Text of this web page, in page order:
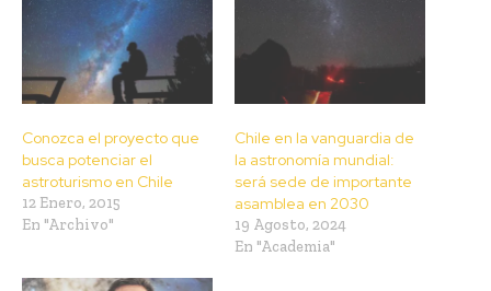
Conozca el proyecto que
busca potenciar el
astroturismo en Chile
12 Enero, 2015
En "Archivo"
Chile en la vanguardia de
la astronomía mundial:
será sede de importante
asamblea en 2030
19 Agosto, 2024
En "Academia"